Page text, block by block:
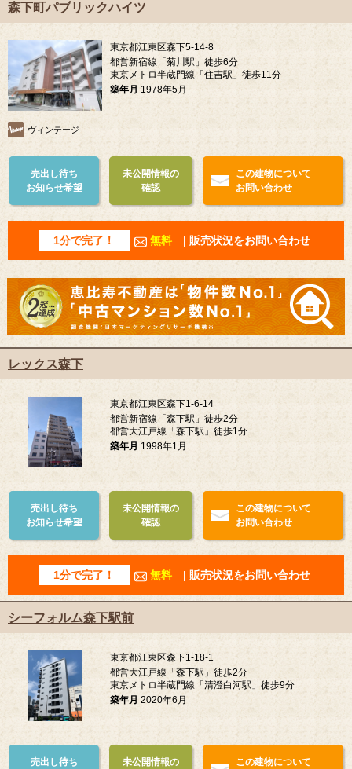
森下町パブリックハイツ
東京都江東区森下5-14-8
都営新宿線「菊川駅」徒歩6分
東京メトロ半蔵門線「住吉駅」徒歩11分
築年月 1978年5月
ヴィンテージ
売出し待ち
お知らせ希望
未公開情報の
確認
この建物について
お問い合わせ
1分で完了！ 無料 | 販売状況をお問い合わせ
レックス森下
東京都江東区森下1-6-14
都営新宿線「森下駅」徒歩2分
都営大江戸線「森下駅」徒歩1分
築年月 1998年1月
売出し待ち
お知らせ希望
未公開情報の
確認
この建物について
お問い合わせ
1分で完了！ 無料 | 販売状況をお問い合わせ
シーフォルム森下駅前
東京都江東区森下1-18-1
都営大江戸線「森下駅」徒歩2分
東京メトロ半蔵門線「清澄白河駅」徒歩9分
築年月 2020年6月
売出し待ち
未公開情報の
この建物について